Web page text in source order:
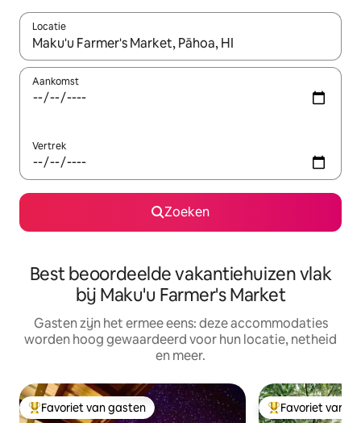
Locatie
Wanneer er suggesties beschikbaar zijn, maak je een keuze
Aankomst
Vertrek
Zoeken
Best beoordeelde vakantiehuizen vlak
bij Maku'u Farmer's Market
Gasten zijn het ermee eens: deze accommodaties
worden hoog gewaardeerd voor hun locatie, netheid
en meer.
Topfavoriet van gasten
Favoriet van gasten Topfavoriet van
Favoriet van